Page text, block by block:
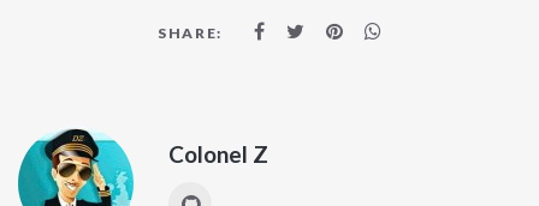
SHARE:
Colonel Z